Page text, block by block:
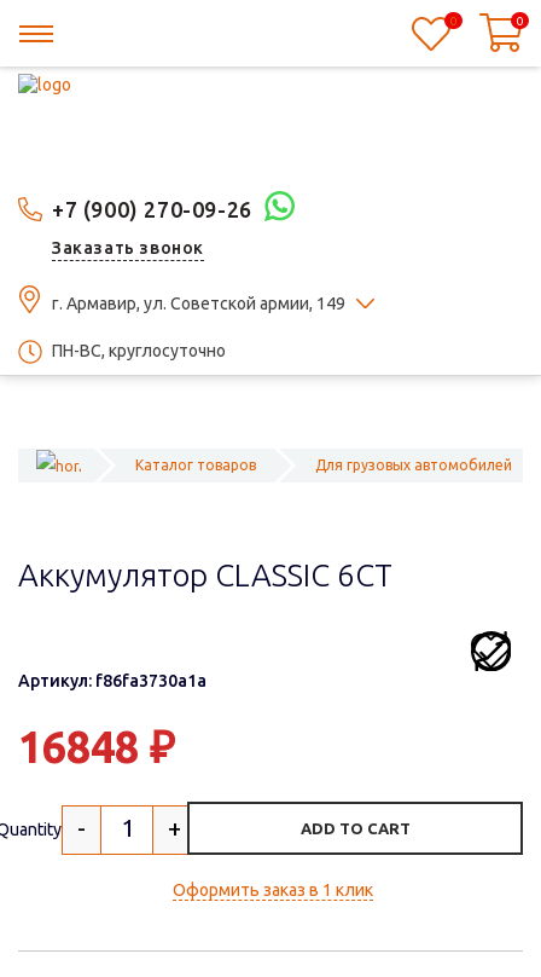
+7 (900) 270-09-26
Заказать звонок
г. Армавир, ул. Советской армии, 149
ПН-ВС, круглосуточно
0 0
Каталог товаров Для грузовых автомобилей
Аккумулятор CLASSIC 6CT
Артикул: f86fa3730a1a
16848 ₽
- + ADD TO CART
Оформить заказ в 1 клик